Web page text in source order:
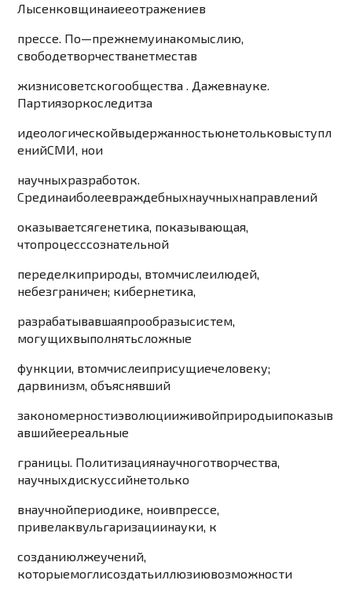
Лысенковщинаиееотражениев
прессе. По—прежнемуинакомыслию,
свободетворчестванетместав
жизнисоветскогообщества. Дажевнауке.
Партиязоркоследитза
идеологическойвыдержанностьюнетольковыступл
енийСМИ, нои
научныхразработок.
Срединаиболеевраждебныхнаучныхнаправлений
оказываетсягенетика, показывающая,
чтопроцесссознательной
переделкиприроды, втомчислеилюдей,
небезграничен; кибернетика,
разрабатывавшаяпрообразысистем,
могущихвыполнятьсложные
функции, втомчислеиприсущиечеловеку;
дарвинизм,объяснявший
закономерностиэволюцииживойприродыипоказыв
авшийеереальные
границы. Политизациянаучноготворчества,
научныхдискуссийнетолько
внаучнойпериодике, ноивпрессе,
привелаквульгаризациинауки, к
созданиюлжеучений,
которыемоглисоздатьиллюзиювозможности